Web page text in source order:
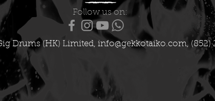
Follow us on:
Drums (HK) Limited, info@gekkotaiko.com, (852)